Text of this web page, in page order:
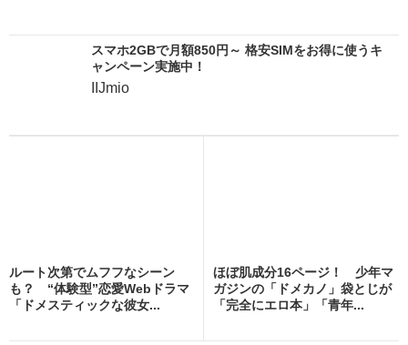
スマホ2GBで月額850円～ 格安SIMをお得に使うキ
ャンペーン実施中！
IIJmio
ルート次第でムフフなシーン
も？ “体験型”恋愛Webドラマ
「ドメスティックな彼女...
ほぼ肌成分16ページ！ 少年マ
ガジンの「ドメカノ」袋とじが
「完全にエロ本」「青年...